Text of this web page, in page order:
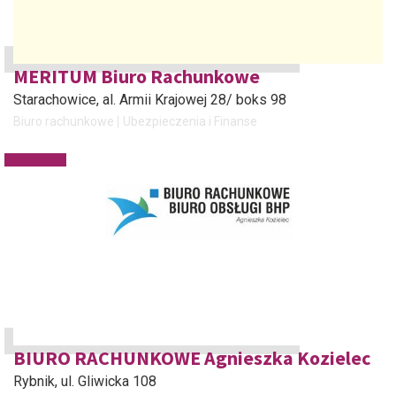
MERITUM Biuro Rachunkowe
Starachowice, al. Armii Krajowej 28/ boks 98
Biuro rachunkowe Ubezpieczenia i Finanse
BIURO RACHUNKOWE Agnieszka Kozielec
Rybnik, ul. Gliwicka 108